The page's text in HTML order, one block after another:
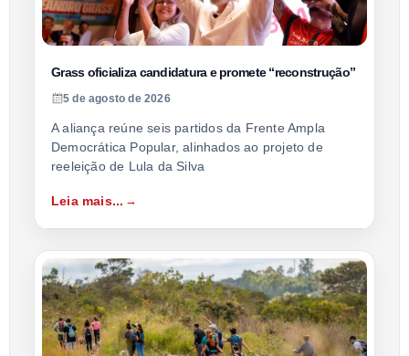
Grass oficializa candidatura e promete “reconstrução”
5 de agosto de 2026
A aliança reúne seis partidos da Frente Ampla
Democrática Popular, alinhados ao projeto de
reeleição de Lula da Silva
Leia mais...